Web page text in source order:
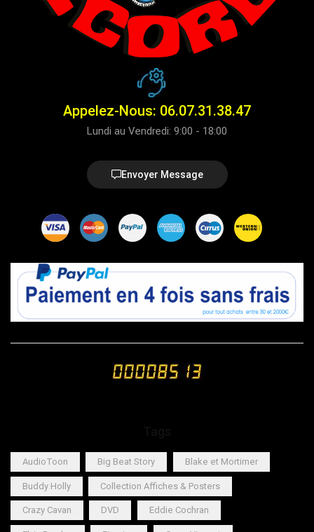
Appelez-Nous: 06.07.31.38.47
Lundi au Vendredi: 9:00 - 18:00
Envoyer Message
AudioToon Big Beat Story Blake et Mortimer
Buddy Holly Collection Affiches & Posters
Crazy Cavan DVD Eddie Cochran